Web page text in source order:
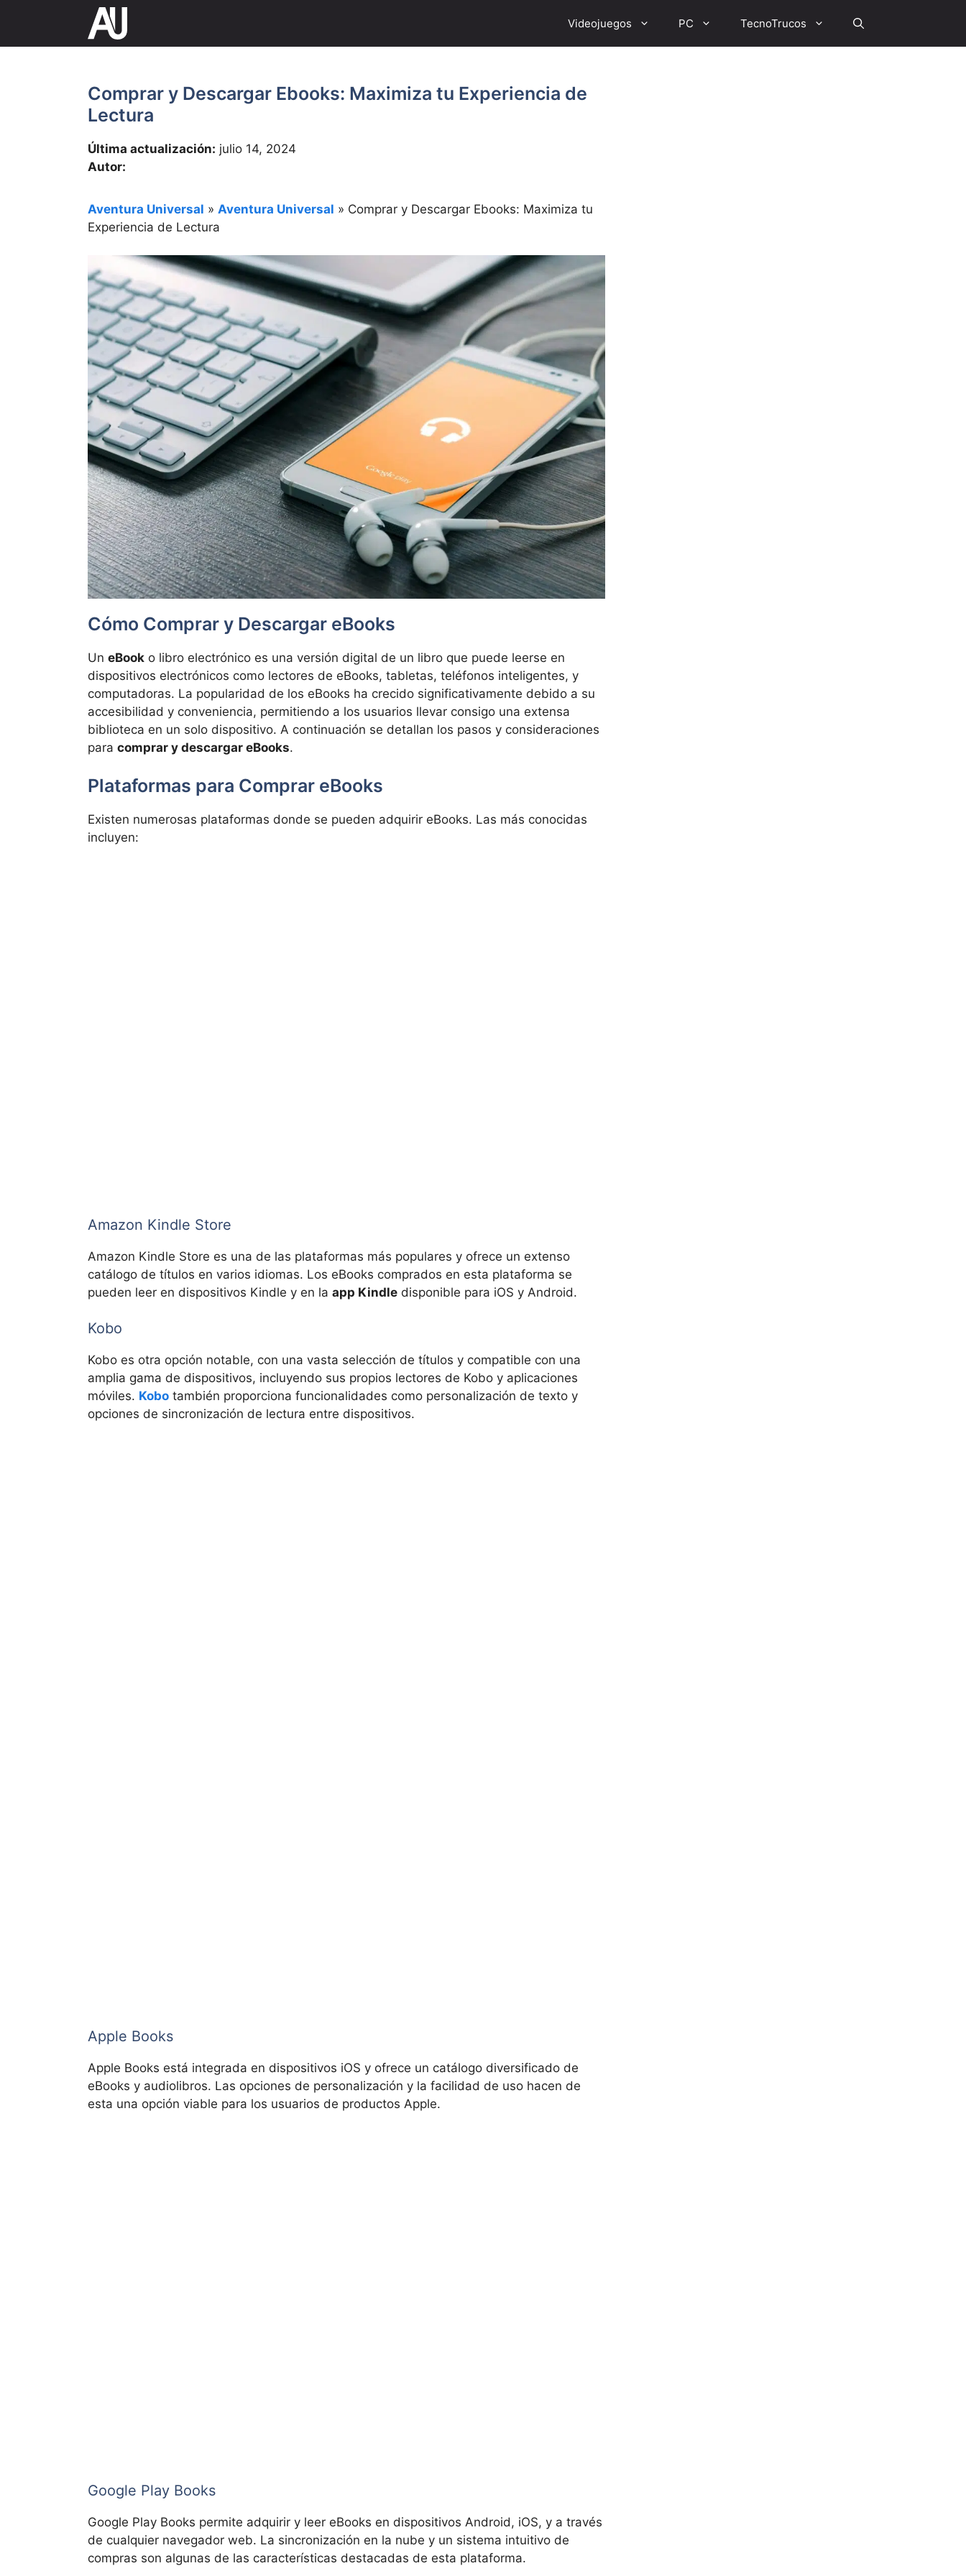
contenido
Videojuegos PC TecnoTrucos
Comprar y Descargar Ebooks: Maximiza tu Experiencia de
Lectura
Última actualización: julio 14, 2024
Autor:
Aventura Universal » Aventura Universal » Comprar y Descargar Ebooks: Maximiza tu
Experiencia de Lectura
Cómo Comprar y Descargar eBooks
Un eBook o libro electrónico es una versión digital de un libro que puede leerse en
dispositivos electrónicos como lectores de eBooks, tabletas, teléfonos inteligentes, y
computadoras. La popularidad de los eBooks ha crecido significativamente debido a su
accesibilidad y conveniencia, permitiendo a los usuarios llevar consigo una extensa
biblioteca en un solo dispositivo. A continuación se detallan los pasos y consideraciones
para comprar y descargar eBooks.
Plataformas para Comprar eBooks
Existen numerosas plataformas donde se pueden adquirir eBooks. Las más conocidas
incluyen:
Amazon Kindle Store
Amazon Kindle Store es una de las plataformas más populares y ofrece un extenso
catálogo de títulos en varios idiomas. Los eBooks comprados en esta plataforma se
pueden leer en dispositivos Kindle y en la app Kindle disponible para iOS y Android.
Kobo
Kobo es otra opción notable, con una vasta selección de títulos y compatible con una
amplia gama de dispositivos, incluyendo sus propios lectores de Kobo y aplicaciones
móviles. Kobo también proporciona funcionalidades como personalización de texto y
opciones de sincronización de lectura entre dispositivos.
Apple Books
Apple Books está integrada en dispositivos iOS y ofrece un catálogo diversificado de
eBooks y audiolibros. Las opciones de personalización y la facilidad de uso hacen de
esta una opción viable para los usuarios de productos Apple.
Google Play Books
Google Play Books permite adquirir y leer eBooks en dispositivos Android, iOS, y a través
de cualquier navegador web. La sincronización en la nube y un sistema intuitivo de
compras son algunas de las características destacadas de esta plataforma.